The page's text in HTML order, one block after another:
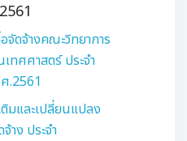
จัดจ้างคณะวิทยาการ
ทศศาสตร์ ประจำ
.2561
มและเปลี่ยนแปลง
าง ประจำ